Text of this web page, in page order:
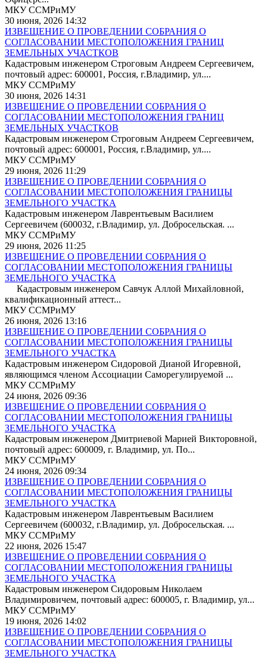
МКУ ССМРиМУ
30 июня, 2026 14:32
ИЗВЕЩЕНИЕ О ПРОВЕДЕНИИ СОБРАНИЯ О
СОГЛАСОВАНИИ МЕСТОПОЛОЖЕНИЯ ГРАНИЦ
ЗЕМЕЛЬНЫХ УЧАСТКОВ
Кадастровым инженером Строговым Андреем Сергеевичем,
почтовый адрес: 600001, Россия, г.Владимир, ул....
МКУ ССМРиМУ
30 июня, 2026 14:31
ИЗВЕЩЕНИЕ О ПРОВЕДЕНИИ СОБРАНИЯ О
СОГЛАСОВАНИИ МЕСТОПОЛОЖЕНИЯ ГРАНИЦ
ЗЕМЕЛЬНЫХ УЧАСТКОВ
Кадастровым инженером Строговым Андреем Сергеевичем,
почтовый адрес: 600001, Россия, г.Владимир, ул....
МКУ ССМРиМУ
29 июня, 2026 11:29
ИЗВЕЩЕНИЕ О ПРОВЕДЕНИИ СОБРАНИЯ О
СОГЛАСОВАНИИ МЕСТОПОЛОЖЕНИЯ ГРАНИЦЫ
ЗЕМЕЛЬНОГО УЧАСТКА
Кадастровым инженером Лаврентьевым Василием
Сергеевичем (600032, г.Владимир, ул. Добросельская. ...
МКУ ССМРиМУ
29 июня, 2026 11:25
ИЗВЕЩЕНИЕ О ПРОВЕДЕНИИ СОБРАНИЯ О
СОГЛАСОВАНИИ МЕСТОПОЛОЖЕНИЯ ГРАНИЦЫ
ЗЕМЕЛЬНОГО УЧАСТКА
Кадастровым инженером Савчук Аллой Михайловной,
квалификационный аттест...
МКУ ССМРиМУ
26 июня, 2026 13:16
ИЗВЕЩЕНИЕ О ПРОВЕДЕНИИ СОБРАНИЯ О
СОГЛАСОВАНИИ МЕСТОПОЛОЖЕНИЯ ГРАНИЦЫ
ЗЕМЕЛЬНОГО УЧАСТКА
Кадастровым инженером Сидоровой Дианой Игоревной,
являющимся членом Ассоциации Саморегулируемой ...
МКУ ССМРиМУ
24 июня, 2026 09:36
ИЗВЕЩЕНИЕ О ПРОВЕДЕНИИ СОБРАНИЯ О
СОГЛАСОВАНИИ МЕСТОПОЛОЖЕНИЯ ГРАНИЦЫ
ЗЕМЕЛЬНОГО УЧАСТКА
Кадастровым инженером Дмитриевой Марией Викторовной,
почтовый адрес: 600009, г. Владимир, ул. По...
МКУ ССМРиМУ
24 июня, 2026 09:34
ИЗВЕЩЕНИЕ О ПРОВЕДЕНИИ СОБРАНИЯ О
СОГЛАСОВАНИИ МЕСТОПОЛОЖЕНИЯ ГРАНИЦЫ
ЗЕМЕЛЬНОГО УЧАСТКА
Кадастровым инженером Лаврентьевым Василием
Сергеевичем (600032, г.Владимир, ул. Добросельская. ...
МКУ ССМРиМУ
22 июня, 2026 15:47
ИЗВЕЩЕНИЕ О ПРОВЕДЕНИИ СОБРАНИЯ О
СОГЛАСОВАНИИ МЕСТОПОЛОЖЕНИЯ ГРАНИЦЫ
ЗЕМЕЛЬНОГО УЧАСТКА
Кадастровым инженером Сидоровым Николаем
Владимировичем, почтовый адрес: 600005, г. Владимир, ул...
МКУ ССМРиМУ
19 июня, 2026 14:02
ИЗВЕЩЕНИЕ О ПРОВЕДЕНИИ СОБРАНИЯ О
СОГЛАСОВАНИИ МЕСТОПОЛОЖЕНИЯ ГРАНИЦЫ
ЗЕМЕЛЬНОГО УЧАСТКА